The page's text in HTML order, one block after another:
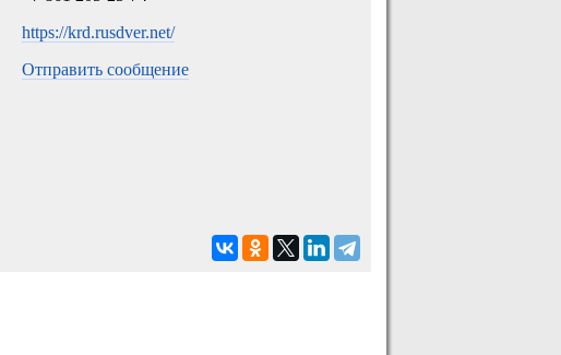
https://krd.rusdver.net/
Отправить сообщение